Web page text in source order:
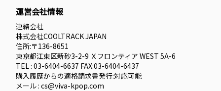
運営会社情報
連絡会社
株式会社COOLTRACK JAPAN
住所:〒136-8651
東京都江東区新砂3-2-9 Ｘフロンティア WEST 5A-6
TEL : 03-6404-6637 FAX:03-6404-6437
購入履歴からの適格請求書発行:対応可能
メール : cs@viva-kpop.com